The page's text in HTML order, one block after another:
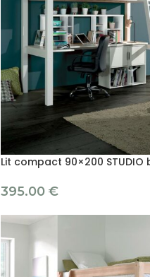
Lit compact 90×200 STUDIO
395.00 €